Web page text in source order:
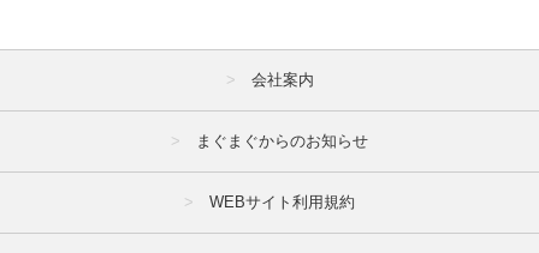
会社案内
まぐまぐからのお知らせ
WEBサイト利用規約